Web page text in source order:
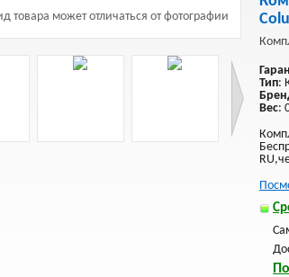
товара может отличаться от фотографии
Тип:
Вес: